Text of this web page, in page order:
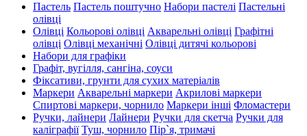
Пастель Пастель поштучно Набори пастелі Пастельні
олівці
Олівці Кольорові олівці Акварельні олівці Графітні
олівці Олівці механічні Олівці дитячі кольорові
Набори для графіки
Графіт, вугілля, сангіна, соуси
Фіксативи, грунти для сухих матеріалів
Маркери Акварельні маркери Акрилові маркери
Спиртові маркери, чорнило Маркери інші Фломастери
Ручки, лайнери Лайнери Ручки для скетча Ручки для
каліграфії Туш, чорнило Пір`я, тримачі